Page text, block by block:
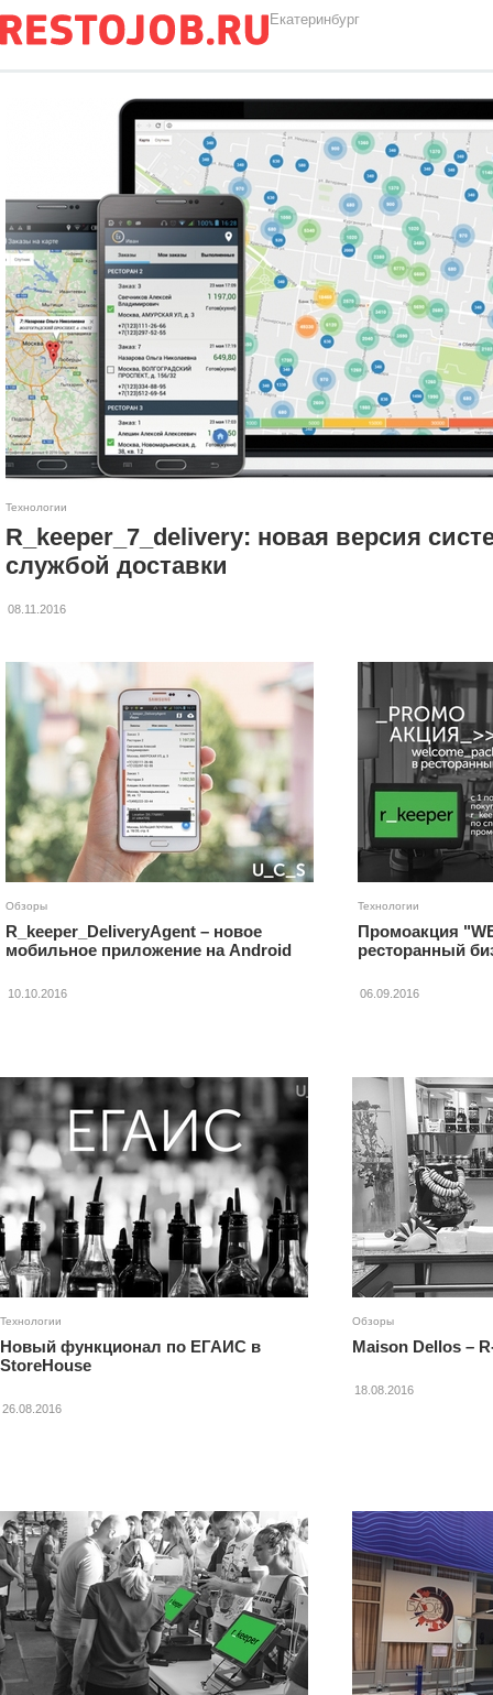
Екатеринбург
Технологии
R_keeper_7_delivery: новая версия
службой доставки
08.11.2016
Обзоры
R_keeper_DeliveryAgent – новое
мобильное приложение на Android
10.10.2016
Технологии
Промоакция
ресторанный
06.09.2016
Технологии
Новый функционал по ЕГАИС в
StoreHouse
26.08.2016
Обзоры
Maison Dellos –
18.08.2016